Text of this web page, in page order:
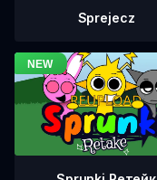
Sprejecz